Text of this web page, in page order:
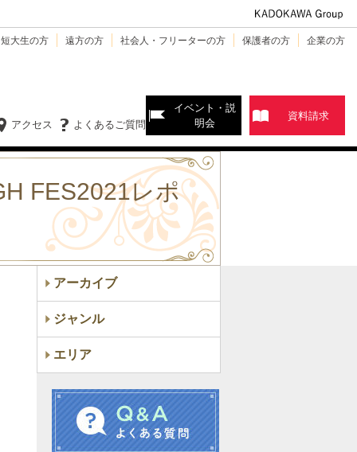
大生の方 遠方の方 社会人・フリーターの方 保護者の方 企業の方
よくあるご質問
アクセス
イベント・説
明会
資料請求
FES2021レポ
アーカイブ
ジャンル
エリア